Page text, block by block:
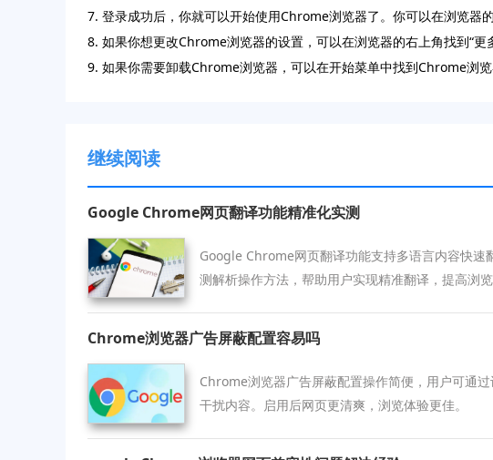
7. 登录成功后，你就可以开始使用Chrome浏览器了。你可以在浏览器
8. 如果你想更改Chrome浏览器的设置，可以在浏览器的右上角找到“更
9. 如果你需要卸载Chrome浏览器，可以在开始菜单中找到Chrome浏览
继续阅读
Google Chrome网页翻译功能精准化实测
Google Chrome网页翻译功能支持多语言内容快速
测解析操作方法，帮助用户实现精准翻译，提高浏览
Chrome浏览器广告屏蔽配置容易吗
Chrome浏览器广告屏蔽配置操作简便，用户可通
干扰内容。启用后网页更清爽，浏览体验更佳。